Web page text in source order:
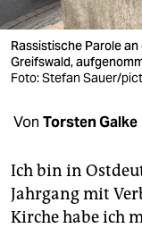
verlag
verlag
shop
fragen & hilfe
unterstützen
Rassistische Parole
Greifswald,
Foto: Stefan Sauer/
Von Torsten Galke
Ich bin in
Jahrgang mit
Kirche habe ich